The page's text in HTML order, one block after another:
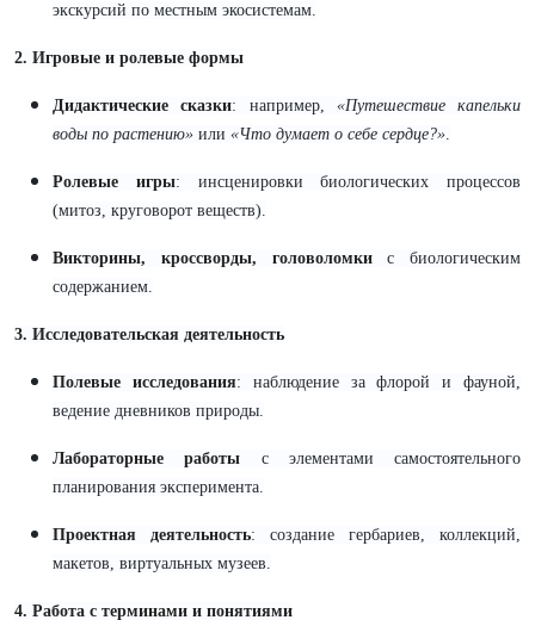
экскурсий по местным экосистемам.
2. Игровые и ролевые формы
Дидактические сказки: например, «Путешествие капельки
воды по растению» или «Что думает о себе сердце?».
Ролевые игры: инсценировки биологических процессов
(митоз, круговорот веществ).
Викторины, кроссворды, головоломкис биологическим
содержанием.
3. Исследовательская деятельность
Полевые исследования: наблюдение за флорой и фауной,
ведение дневников природы.
Лабораторные работы с элементами самостоятельного
планирования эксперимента.
Проектная деятельность: создание гербариев, коллекций,
макетов, виртуальных музеев.
4. Работа с терминами и понятиями